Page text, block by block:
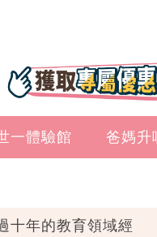
一體驗館 爸媽升
十年的教育領域經